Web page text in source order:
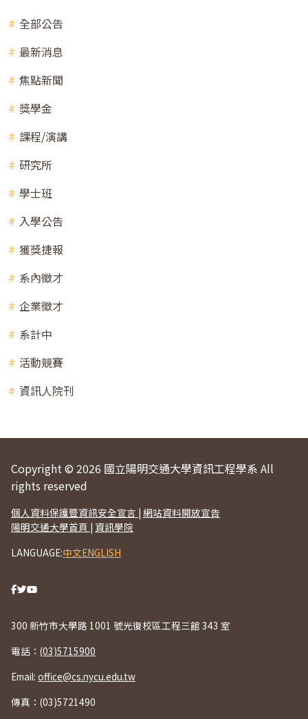
全部公告
最新消息
焦點新聞
獎學金
課程/演講
研究所
學士班
入學公告
獲獎捷報
系內徵才
企業徵才
系計中
活動競賽
資訊人院刊
Copyright © 2026 國立陽明交通大學資訊工程學系 All
rights reserved
個人資料保護暨資訊安全宣言 | 網站資料開放宣告
陽明交通大學首頁 | 資訊學院
LANGUAGE:中文ENGLISH
300 新竹市大學路 1001 號光復校區工程三館 343 室
電話： (03)5715900
Email: office@cs.nycu.edu.tw
傳真：(03)5721490